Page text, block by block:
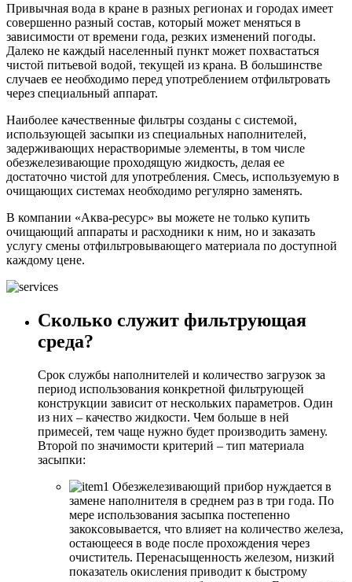
Привычная вода в кране в разных регионах и городах имеет
совершенно разный состав, который может меняться в
зависимости от времени года, резких изменений погоды.
Далеко не каждый населенный пункт может похвастаться
чистой питьевой водой, текущей из крана. В большинстве
случаев ее необходимо перед употреблением отфильтровать
через специальный аппарат.
Наиболее качественные фильтры созданы с системой,
использующей засыпки из специальных наполнителей,
задерживающих нерастворимые элементы, в том числе
обезжелезивающие проходящую жидкость, делая ее
достаточно чистой для употребления. Смесь, используемую в
очищающих системах необходимо регулярно заменять.
В компании «Аква-ресурс» вы можете не только купить
очищающий аппараты и расходники к ним, но и заказать
услугу смены отфильтровывающего материала по доступной
каждому цене.
Сколько служит фильтрующая
среда?
Срок службы наполнителей и количество загрузок за
период использования конкретной фильтрующей
конструкции зависит от нескольких параметров. Один
из них – качество жидкости. Чем больше в ней
примесей, тем чаще нужно будет производить замену.
Второй по значимости критерий – тип материала
засыпки:
Обезжелезивающий прибор нуждается в
замене наполнителя в среднем раз в три года. По
мере использования засыпка постепенно
закоксовывается, что влияет на количество железа,
остающееся в воде после прохождения через
очиститель. Перенасыщенность железом, низкий
показатель окисления приводит к быстрому